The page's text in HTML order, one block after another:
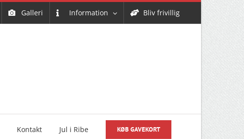
Galleri Information Bliv frivillig
Kontakt Jul i Ribe KØB GAVEKORT